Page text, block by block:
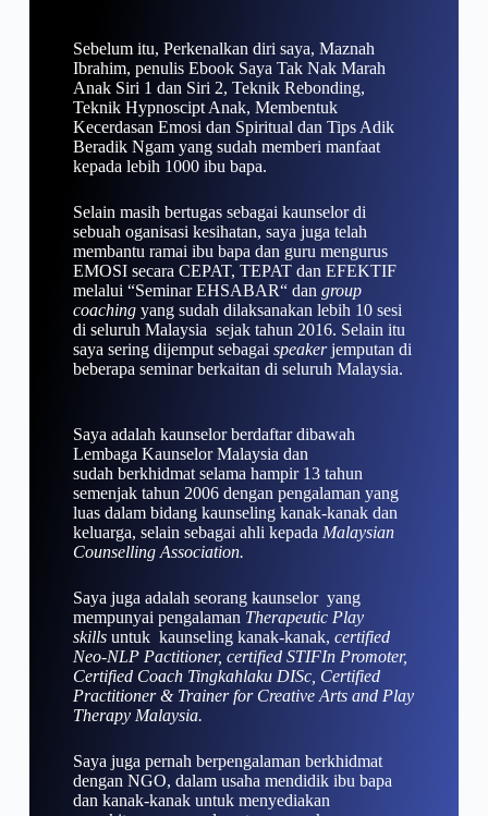
Sebelum itu, Perkenalkan diri saya, Maznah
Ibrahim, penulis Ebook Saya Tak Nak Marah
Anak Siri 1 dan Siri 2, Teknik Rebonding,
Teknik Hypnoscipt Anak, Membentuk
Kecerdasan Emosi dan Spiritual dan Tips Adik
Beradik Ngam yang sudah memberi manfaat
kepada lebih 1000 ibu bapa.
Selain masih bertugas sebagai kaunselor di
sebuah oganisasi kesihatan, saya juga telah
membantu ramai ibu bapa dan guru mengurus
EMOSI secara CEPAT, TEPAT dan EFEKTIF
melalui “Seminar EHSABAR“ dan group
coachingyang sudah dilaksanakan lebih 10 sesi
di seluruh Malaysia sejak tahun 2016. Selain itu
saya sering dijemput sebagai speakerjemputan di
beberapa seminar berkaitan di seluruh Malaysia.
Saya adalah kaunselor berdaftar dibawah
Lembaga Kaunselor Malaysia dan
sudah berkhidmat selama hampir 13 tahun
semenjak tahun 2006 dengan pengalaman yang
luas dalam bidang kaunseling kanak-kanak dan
keluarga, selain sebagai ahli kepada Malaysian
Counselling Association.
Saya juga adalah seorang kaunselor yang
mempunyai pengalaman Therapeutic Play
skillsuntuk kaunseling kanak-kanak, certified
Neo-NLP Pactitioner, certified STIFIn Promoter,
Certified Coach Tingkahlaku DISc, Certified
Practitioner & Trainer for Creative Arts and Play
Therapy Malaysia.
Saya juga pernah berpengalaman berkhidmat
dengan NGO, dalam usaha mendidik ibu bapa
dan kanak-kanak untuk menyediakan